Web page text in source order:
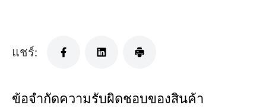
แชร์:
ข้อจำกัดความรับผิดชอบของสินค้า